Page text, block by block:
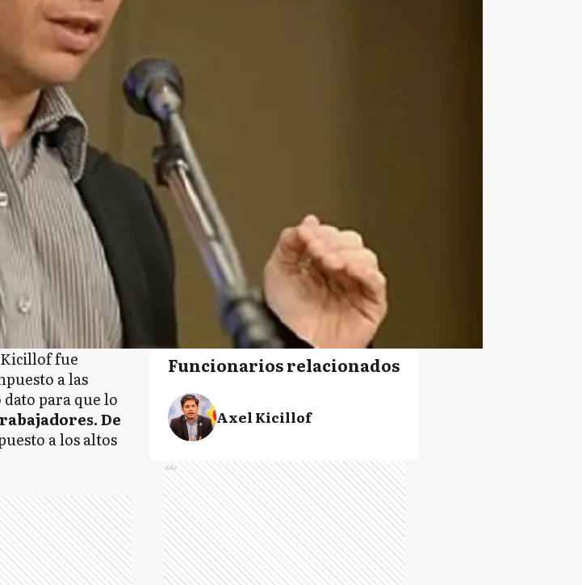
fue
a las
para que lo
De
a los altos
Funcionarios relacionados
Axel Kicillof
Ads